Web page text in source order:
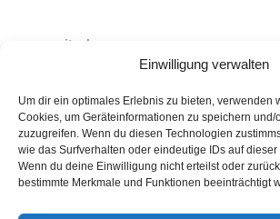
Einwilligung verwalten
Um dir ein optimales Erlebnis zu bieten, verwenden
Cookies, um Geräteinformationen zu speichern und/
zuzugreifen. Wenn du diesen Technologien
wie das Surfverhalten oder eindeutige IDs auf
Wenn du deine Einwilligung nicht erteilst oder
bestimmte Merkmale und Funktionen beeinträchtigt
weiterlesen >
Kategorien
PR Blog
Schlagwörter
App,KI,TikTok